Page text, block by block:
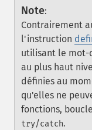
Note:
Contrairement
l'instruction
utilisant le mot-
au plus haut
définies au
qu'elles ne
fonctions,
try/catch.